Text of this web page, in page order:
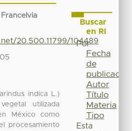
20.500.11799/104489
indica L.)
utilizada
México como
procesamiento
Buscar
en RI
Por
Fecha
de
publicación
Autor
Título
Materia
Tipo
Esta